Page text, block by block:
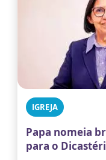
IGREJA
Papa nomeia
para o